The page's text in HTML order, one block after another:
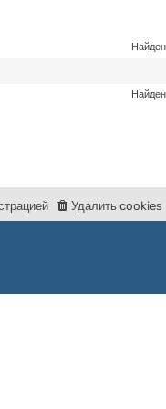
Удалить cookies
трацией